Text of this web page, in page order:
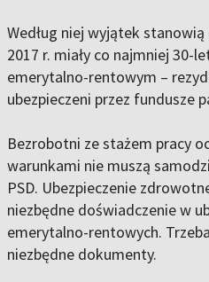
Według niej wyjątek
2017 r. miały co najmniej 30-
emerytalno-rentowym –
ubezpieczeni przez fundusze
Bezrobotni ze stażem pracy
warunkami nie muszą
PSD. Ubezpieczenie
niezbędne doświadczenie w
emerytalno-rentowych.
niezbędne dokumenty.